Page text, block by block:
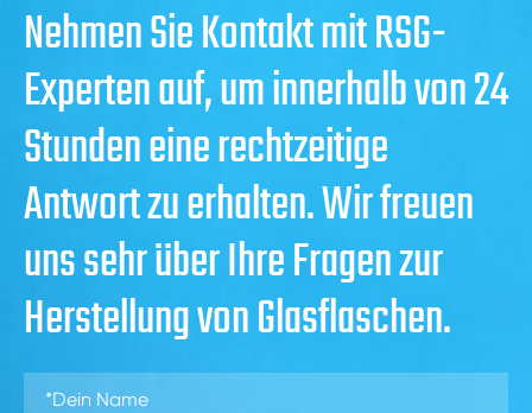
Nehmen Sie Kontakt mit RSG-
Experten auf, um innerhalb von 24
Stunden eine rechtzeitige
Antwort zu erhalten. Wir freuen
uns sehr über Ihre Fragen zur
Herstellung von Glasflaschen.